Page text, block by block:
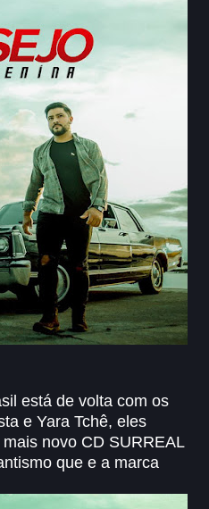
está de volta com os
e Yara Tchê, eles
novo CD SURREAL
que e a marca